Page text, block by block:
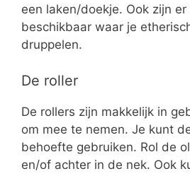
een laken/doekje. Ook zijn
beschikbaar waar je
druppelen.
De roller
De rollers zijn makkelijk in
om mee te nemen. Je kunt
behoefte gebruiken. Rol de
en/of achter in de nek. Ook